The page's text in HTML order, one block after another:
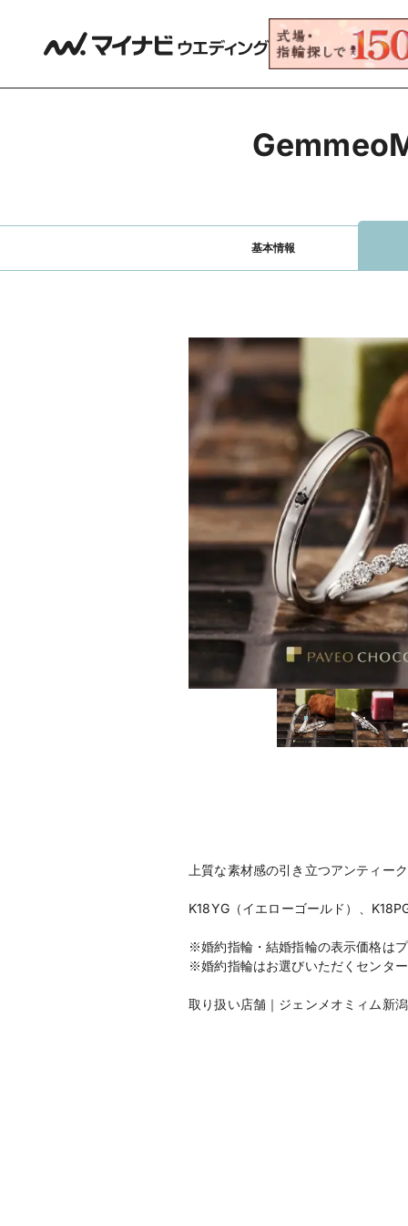
基本情報
上質な素材感の引き立つアンティー
K18YG（イエローゴールド）、
※婚約指輪・結婚指輪の表示価格は
※婚約指輪はお選びいただくセンタ
取り扱い店舗｜ジェンメオミィム新